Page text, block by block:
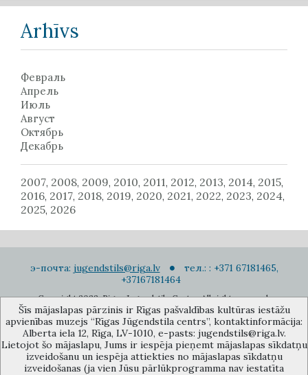
Arhīvs
Февраль
Апрель
Июль
Август
Октябрь
Декабрь
2007, 2008, 2009, 2010, 2011, 2012, 2013, 2014, 2015,
2016, 2017, 2018, 2019, 2020, 2021, 2022, 2023, 2024,
2025, 2026
э-почта: jugendstils@riga.lv
тел.: : +371 67181465,
+37167181464
Copyright 2022. Rigas Jugendstila Centrs. All right reserved.
Подписаться на новости
Šīs mājaslapas pārzinis ir Rīgas pašvaldības kultūras iestāžu
apvienības muzejs “Rīgas Jūgendstila centrs”, kontaktinformācija:
Alberta iela 12, Rīga, LV-1010, e-pasts: jugendstils@riga.lv.
Lietojot šo mājaslapu, Jums ir iespēja pieņemt mājaslapas sīkdatņu
izveidošanu un iespēja attiekties no mājaslapas sīkdatņu
izveidošanas (ja vien Jūsu pārlūkprogramma nav iestatīta